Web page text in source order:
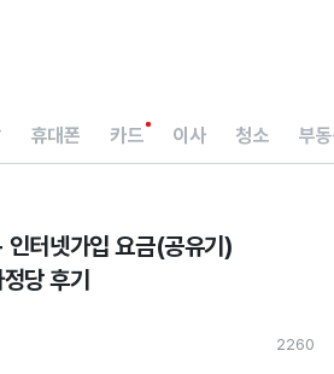
휴대폰 카드 이사 청소 부
터넷가입 요금(공유기)
당 후기
2260